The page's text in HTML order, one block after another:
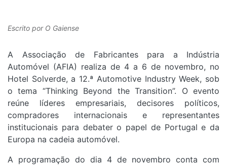
Escrito por O Gaiense
A Associação de Fabricantes para a Indústria
Automóvel (AFIA) realiza de 4 a 6 de novembro, no
Hotel Solverde, a 12.ª Automotive Industry Week, sob
o tema “Thinking Beyond the Transition”. O evento
reúne líderes empresariais, decisores políticos,
compradores internacionais e representantes
institucionais para debater o papel de Portugal e da
Europa na cadeia automóvel.
A programação do dia 4 de novembro conta com